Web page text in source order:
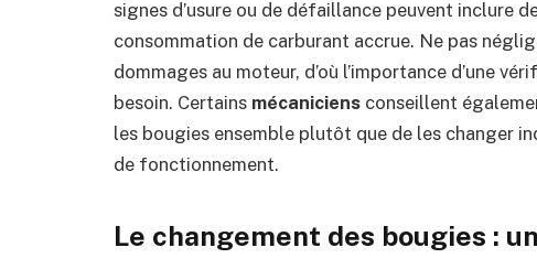
signes d’usure ou de défaillance peuvent inclure
consommation de carburant accrue. Ne pas
dommages au moteur, d’où l’importance d’une
besoin. Certains mécaniciens conseillent
les bougies ensemble plutôt que de les changer
de fonctionnement.
Le changement des bougies :